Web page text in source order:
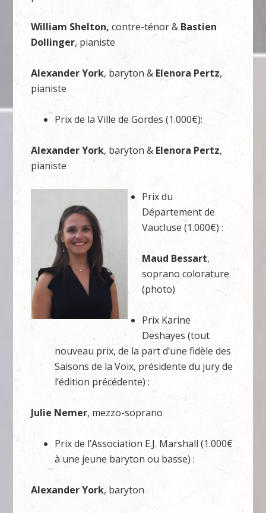
William Shelton,contre-ténor & Bastien
Dollinger, pianiste
Alexander York, baryton & Elenora Pertz,
pianiste
Prix de la Ville de Gordes (1.000€):
Alexander York, baryton & Elenora Pertz,
pianiste
Prix du
Département de
Vaucluse (1.000€) :
Maud Bessart,
soprano colorature
(photo)
Prix Karine
Deshayes (tout
nouveau prix, de la part d’une fidèle des
Saisons de la Voix, présidente du jury de
l’édition précédente) :
Julie Nemer, mezzo-soprano
Prix de l’Association E.J. Marshall (1.000€
à une jeune baryton ou basse) :
Alexander York, baryton